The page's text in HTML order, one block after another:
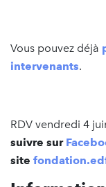
Vous pouvez déjà
intervenants.
RDV vendredi 4
suivre sur
site